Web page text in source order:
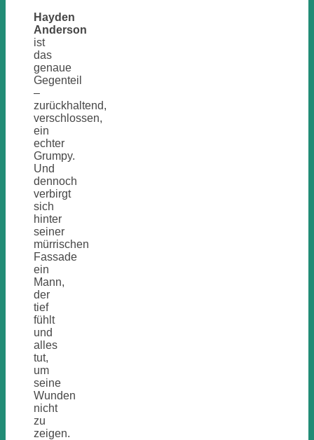
Hayden
Anderson
ist
das
genaue
Gegenteil
–
zurückhaltend,
verschlossen,
ein
echter
Grumpy.
Und
dennoch
verbirgt
sich
hinter
seiner
mürrischen
Fassade
ein
Mann,
der
tief
fühlt
und
alles
tut,
um
seine
Wunden
nicht
zu
zeigen.